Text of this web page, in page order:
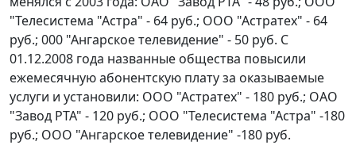
"Телесистема "Астра" - 64 руб.; ООО "Астратех" - 64
руб.; 000 "Ангарское телевидение" - 50 руб. С
01.12.2008 года названные общества повысили
ежемесячную абонентскую плату за оказываемые
услуги и установили: ООО "Астратех" - 180 руб.; ОАО
"Завод РТА" - 120 руб.; ООО "Телесистема "Астра" -180
руб.; ООО "Ангарское телевидение" -180 руб.